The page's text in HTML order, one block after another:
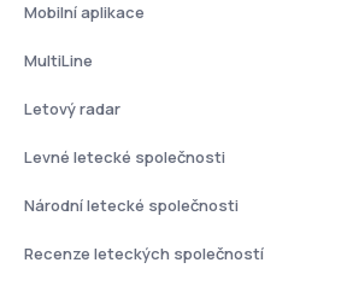
Mobilní aplikace
MultiLine
Letový radar
Levné letecké společnosti
Národní letecké společnosti
Recenze leteckých společností